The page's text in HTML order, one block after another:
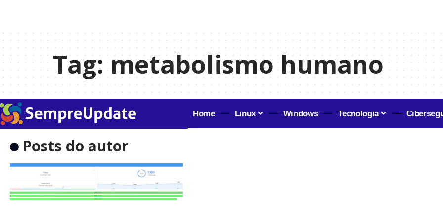
Tag:metabolismo humano
Home Linux Windows Tecnologia
Posts do autor